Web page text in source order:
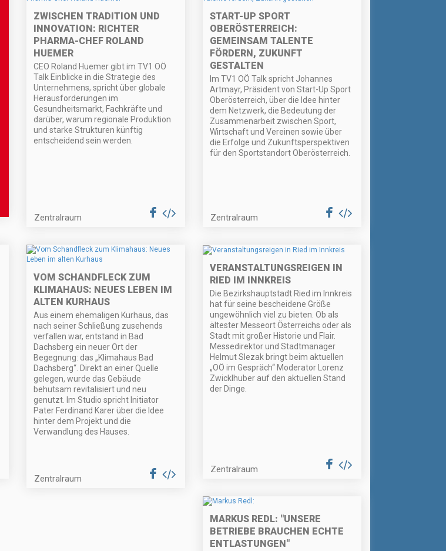
ZWISCHEN TRADITION UND
INNOVATION: RICHTER
PHARMA-CHEF ROLAND
HUEMER
CEO Roland Huemer gibt im TV1 OÖ
Talk Einblicke in die Strategie des
Unternehmens, spricht über globale
Herausforderungen im
Gesundheitsmarkt, Fachkräfte und
darüber, warum regionale Produktion
und starke Strukturen künftig
entscheidend sein werden.
Zentralraum
START-UP SPORT
OBERÖSTERREICH:
GEMEINSAM TALENTE
FÖRDERN, ZUKUNFT
GESTALTEN
Im TV1 OÖ Talk spricht Johannes
Artmayr, Präsident von Start-Up Sport
Oberösterreich, über die Idee hinter
dem Netzwerk, die Bedeutung der
Zusammenarbeit zwischen Sport,
Wirtschaft und Vereinen sowie über
die Erfolge und Zukunftsperspektiven
für den Sportstandort Oberösterreich.
Zentralraum
VOM SCHANDFLECK ZUM
KLIMAHAUS: NEUES LEBEN IM
ALTEN KURHAUS
Aus einem ehemaligen Kurhaus, das
nach seiner Schließung zusehends
verfallen war, entstand in Bad
Dachsberg ein neuer Ort der
Begegnung: das „Klimahaus Bad
Dachsberg“. Direkt an einer Quelle
gelegen, wurde das Gebäude
behutsam revitalisiert und neu
genutzt. Im Studio spricht Initiator
Pater Ferdinand Karer über die Idee
hinter dem Projekt und die
Verwandlung des Hauses.
Zentralraum
VERANSTALTUNGSREIGEN IN
RIED IM INNKREIS
Die Bezirkshauptstadt Ried im Innkreis
hat für seine bescheidene Größe
ungewöhnlich viel zu bieten. Ob als
ältester Messeort Österreichs oder als
Stadt mit großer Historie und Flair.
Messedirektor und Stadtmanager
Helmut Slezak bringt beim aktuellen
„OÖ im Gespräch“ Moderator Lorenz
Zwicklhuber auf den aktuellen Stand
der Dinge.
Zentralraum
MARKUS REDL: "UNSERE
BETRIEBE BRAUCHEN ECHTE
ENTLASTUNGEN"